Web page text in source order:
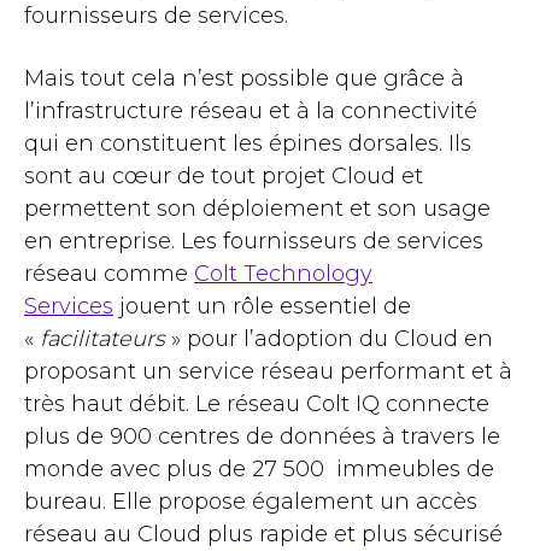
fournisseurs de services.
Mais tout cela n’est possible que grâce à
l’infrastructure réseau et à la connectivité
qui en constituent les épines dorsales. Ils
sont au cœur de tout projet Cloud et
permettent son déploiement et son usage
en entreprise. Les fournisseurs de services
réseau comme Colt Technology
Services jouent un rôle essentiel de
« facilitateurs» pour l’adoption du Cloud en
proposant un service réseau performant et à
très haut débit. Le réseau Colt IQ connecte
plus de 900 centres de données à travers le
monde avec plus de 27 500 immeubles de
bureau. Elle propose également un accès
réseau au C loud plus rapide et plus sécurisé